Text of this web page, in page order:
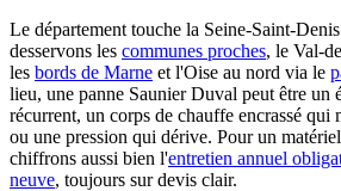
Le département touche la Seine-Saint-
desservons les communes proches, le Val-
les bords de Marne et l'Oise au nord via le
lieu, une panne Saunier Duval peut être un
récurrent, un corps de chauffe encrassé qui
ou une pression qui dérive. Pour un
chiffrons aussi bien l'entretien annuel
neuve, toujours sur devis clair.